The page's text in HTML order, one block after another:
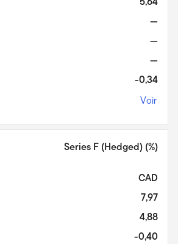
—
—
—
-0,34
Voir
Series F (Hedged) (%)
CAD
7,97
4,88
-0,40